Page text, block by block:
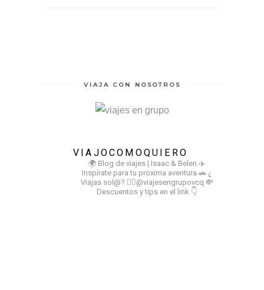
VIAJA CON NOSOTROS
VIAJOCOMOQUIERO
🌍 Blog de viajes | Isaac & Belen ✈️
Inspírate para tu proxima aventura 🚗 ¿
Viajas sol@? 👉🏻@viajesengrupovcq 💸
Descuentos y tips en el link 👇